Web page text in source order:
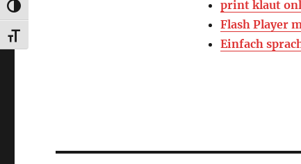
UMSCHALTEN AUF HOHE KONTRASTE
SCHRIFT VERGRÖSSERN
print klaut
Flash Player
Einfach